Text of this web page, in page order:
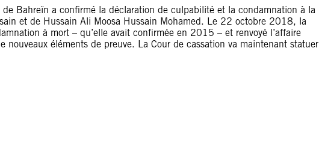
Bahreïn a confirmé la déclaration de culpabilité et la condamnation à la
et de Hussain Ali Moosa Hussain Mohamed. Le 22 octobre 2018, la
à mort – qu’elle avait confirmée en 2015 – et renvoyé l’affaire
nouveaux éléments de preuve. La Cour de cassation va maintenant statuer